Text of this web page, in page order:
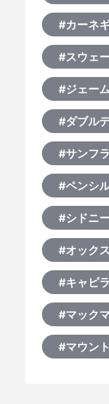
#カーネ
#スウェ
#ジェー
#ダブル
#サンフ
#ペンシ
#シドニ
#オック
#キャピ
#マック
#マウン